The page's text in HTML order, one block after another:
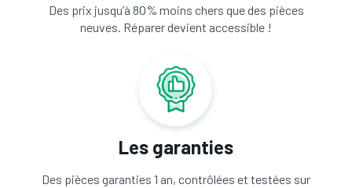
Des prix jusqu’à 80% moins chers que des pièces
neuves. Réparer devient accessible !
Les garanties
Des pièces garanties 1 an, contrôlées et testées sur